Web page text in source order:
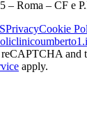
– Roma – CF e
PrivacyCookie
and
apply.